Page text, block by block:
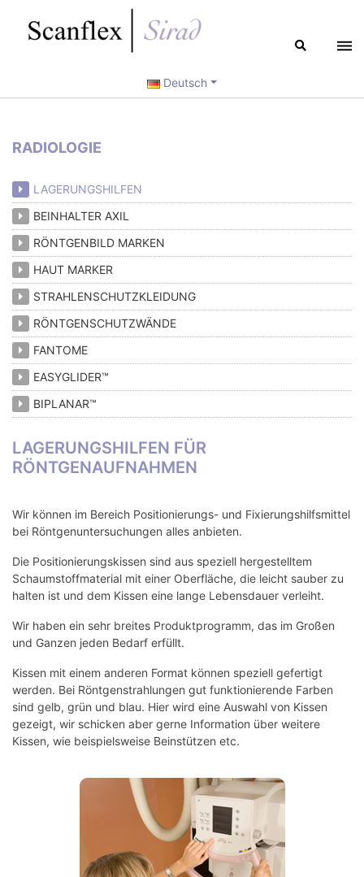
Deutsch
RADIOLOGIE
LAGERUNGSHILFEN
BEINHALTER AXIL
RÖNTGENBILD MARKEN
HAUT MARKER
STRAHLENSCHUTZKLEIDUNG
RÖNTGENSCHUTZWÄNDE
FANTOME
EASYGLIDER™
BIPLANAR™
LAGERUNGSHILFEN FÜR
RÖNTGENAUFNAHMEN
Wir können im Bereich Positionierungs- und Fixierungshilfsmittel
bei Röntgenuntersuchungen alles anbieten.
Die Positionierungskissen sind aus speziell hergestelltem
Schaumstoffmaterial mit einer Oberfläche, die leicht sauber zu
halten ist und dem Kissen eine lange Lebensdauer verleiht.
Wir haben ein sehr breites Produktprogramm, das im Großen
und Ganzen jeden Bedarf erfüllt.
Kissen mit einem anderen Format können speziell gefertigt
werden. Bei Röntgenstrahlungen gut funktionierende Farben
sind gelb, grün und blau. Hier wird eine Auswahl von Kissen
gezeigt, wir schicken aber gerne Information über weitere
Kissen, wie beispielsweise Beinstützen etc.